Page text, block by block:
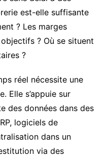
est-elle suffisante
? Les marges
? Où se situent
?
réel nécessite une
Elle s’appuie sur
des données dans des
logiciels de
dans un
via des